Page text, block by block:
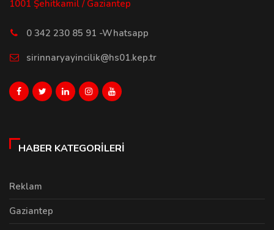
1001 Şehitkamil / Gaziantep
0 342 230 85 91 -Whatsapp
sirinnaryayincilik@hs01.kep.tr
HABER KATEGORILERI
Reklam
Gaziantep